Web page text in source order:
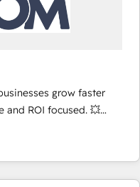
of trust built through
grow faster
and ROI focused. 💥
that can help you
with your teams to
and improve user
marketing results.